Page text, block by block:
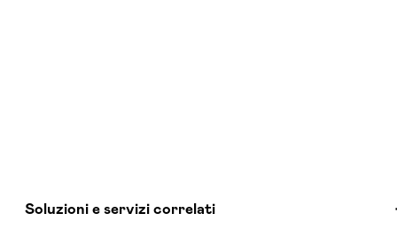
Soluzioni e servizi correlati